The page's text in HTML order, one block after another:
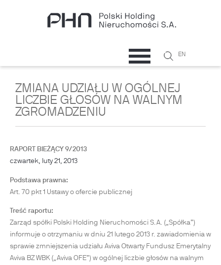
Formularz
SzukajEN
ZMIANA UDZIAŁU W OGÓLNEJ
LICZBIE GŁOSÓW NA WALNYM
ZGROMADZENIU
RAPORT BIEŻĄCY 9/2013
czwartek, luty 21, 2013
Podstawa prawna:
Art. 70 pkt 1 Ustawy o ofercie publicznej
Treść raportu:
Zarząd spółki Polski Holding Nieruchomości S.A. („Spółka”)
informuje o otrzymaniu w dniu 21 lutego 2013 r. zawiadomienia w
sprawie zmniejszenia udziału Aviva Otwarty Fundusz Emerytalny
Aviva BZ WBK („Aviva OFE”) w ogólnej liczbie głosów na walnym